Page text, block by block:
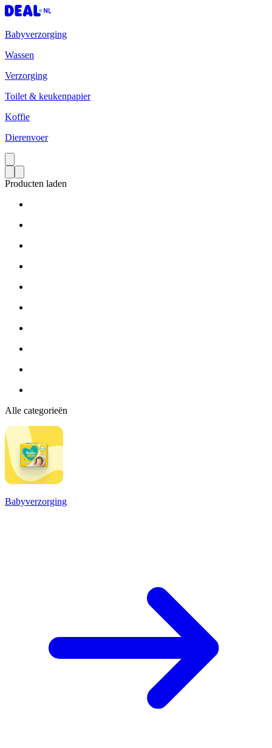
Babyverzorging
Wassen
Verzorging
Toilet & keukenpapier
Koffie
Dierenvoer
Producten laden
Alle categorieën
Babyverzorging